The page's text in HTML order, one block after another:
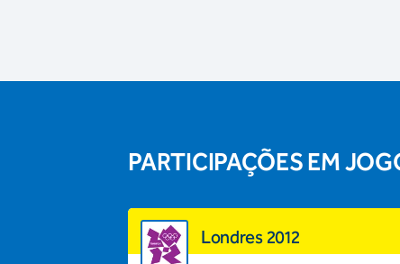
PARTICIPAÇÕES EM
Londres 2012